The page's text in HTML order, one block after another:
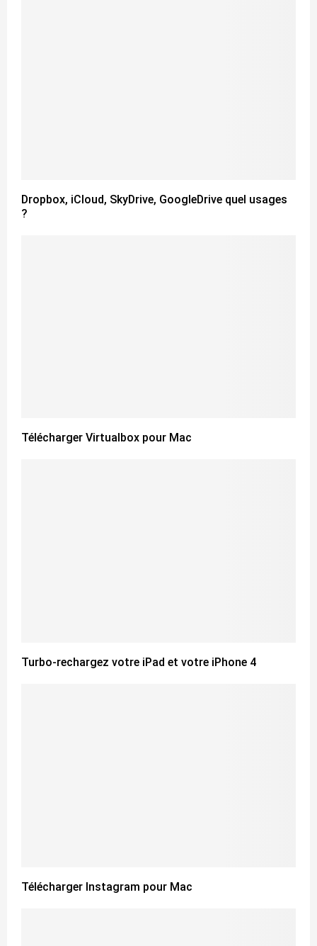
Dropbox, iCloud, SkyDrive, GoogleDrive quel usages
?
Télécharger Virtualbox pour Mac
Turbo-rechargez votre iPad et votre iPhone 4
Télécharger Instagram pour Mac